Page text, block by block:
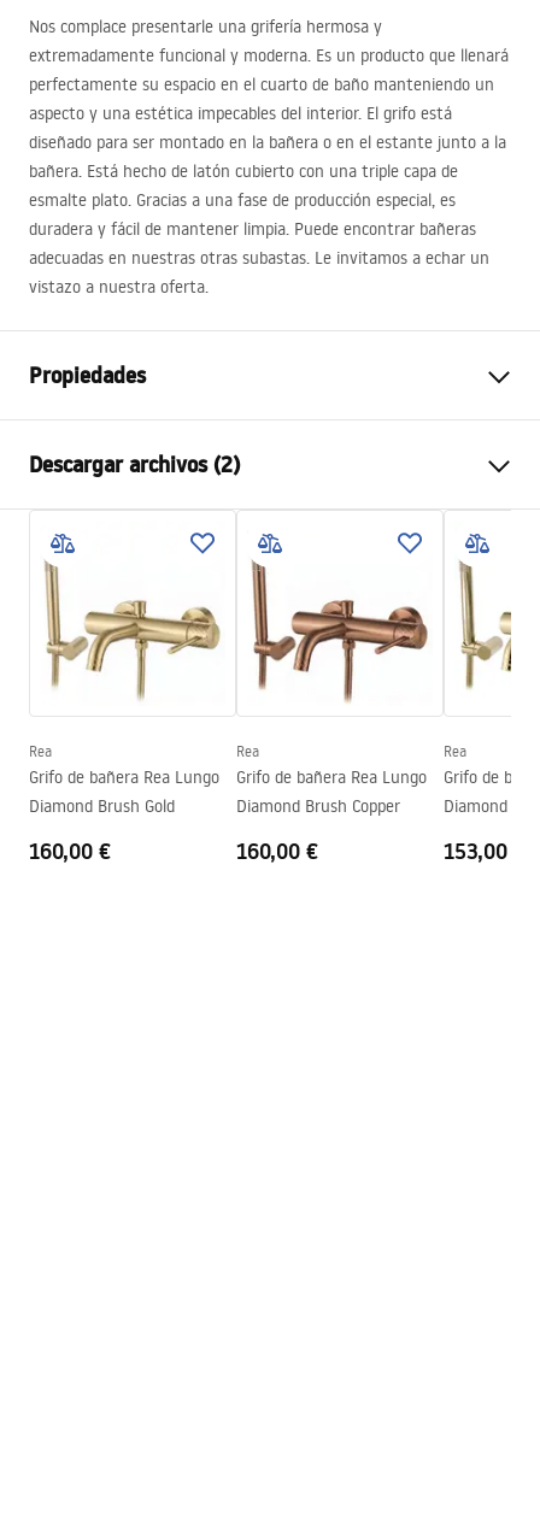
Nos complace presentarle una grifería hermosa y
extremadamente funcional y moderna. Es un producto que llenará
perfectamente su espacio en el cuarto de baño manteniendo un
aspecto y una estética impecables del interior. El grifo está
diseñado para ser montado en la bañera o en el estante junto a la
bañera. Está hecho de latón cubierto con una triple capa de
esmalte plato. Gracias a una fase de producción especial, es
duradera y fácil de mantener limpia. Puede encontrar bañeras
adecuadas en nuestras otras subastas. Le invitamos a echar un
vistazo a nuestra oferta.
Propiedades
Método de instalación
Color
Oro cepillado
Tipo de caño
Fija
Material
Alcance del caño
190mm
Altura
45mm
Tecnología de recubrimiento
Diámetro de la conexión
Distancia entre conexiones
150mm
Descargar archivos (2)
Instrucciones de montaje
Condiciones de garantía
Warranty_Terms_and_Conditions_Faucets_-_5.pdf
Rea
Grifo de bañera Rea Lungo
Diamond Brush Gold
160,00 €
Rea
Grifo de bañera Rea Lungo
Diamond Brush Copper
160,00 €
Rea
Grifo de
Diamond
153,00 €